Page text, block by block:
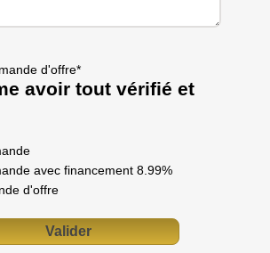
d'offre*
avoir tout vérifié et
avec financement 8.99%
d'offre